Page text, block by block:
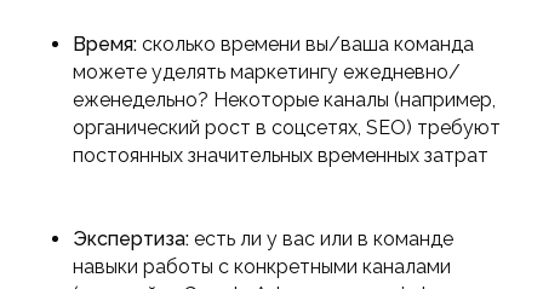
Время: сколько времени вы/ваша команда
можете уделять маркетингу ежедневно/
еженедельно? Некоторые каналы (например,
органический рост в соцсетях, SEO) требуют
постоянных значительных временных затрат
Экспертиза: есть ли у вас или в команде
навыки работы с конкретными каналами